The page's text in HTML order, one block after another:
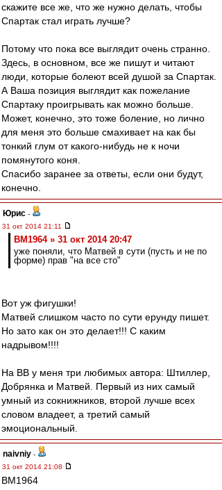
скажите все же, что же нужно делать, чтобы
Спартак стал играть лучше?
Потому что пока все выглядит очень странно.
Здесь, в основном, все же пишут и читают
люди, которые болеют всей душой за Спартак.
А Ваша позиция выглядит как пожелание
Спартаку проигрывать как можно больше.
Может, конечно, это тоже боление, но лично
для меня это больше смахивает на как бы
тонкий глум от какого-нибудь не к ночи
помянутого коня.
Спасибо заранее за ответы, если они будут,
конечно.
Юрис -
31 окт 2014 21:11
BM1964 » 31 окт 2014 20:47
уже поняли, что Матвей в сути (пусть и не по
форме) прав "на все сто"
Вот уж фигушки!
Матвей слишком часто по сути ерунду пишет.
Но зато как он это делает!!! С каким
надрывом!!!!
На ВВ у меня три любимых автора: Штиллер,
Добрянка и Матвей. Первый из них самый
умный из сокнижников, второй лучше всех
словом владеет, а третий самый
эмоциональный.
naivniy -
31 окт 2014 21:08
BM1964